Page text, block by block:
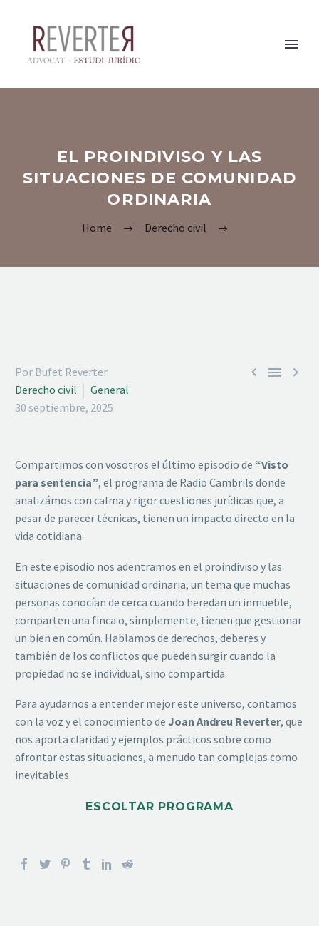
EL PROINDIVISO Y LAS
SITUACIONES DE COMUNIDAD
ORDINARIA
Home
Derecho civil
  
Por Bufet Reverter
Derecho civil
General
30 septiembre, 2025
Compartimos con vosotros el último episodio de “Visto
para sentencia”, el programa de Radio Cambrils donde
analizámos con calma y rigor cuestiones jurídicas que, a
pesar de parecer técnicas, tienen un impacto directo en la
vida cotidiana.
En este episodio nos adentramos en el proindiviso y las
situaciones de comunidad ordinaria, un tema que muchas
personas conocían de cerca cuando heredan un inmueble,
comparten una finca o, simplemente, tienen que gestionar
un bien en común. Hablamos de derechos, deberes y
también de los conflictos que pueden surgir cuando la
propiedad no se individual, sino compartida.
Para ayudarnos a entender mejor este universo, contamos
con la voz y el conocimiento de Joan Andreu Reverter, que
nos aporta claridad y ejemplos prácticos sobre como
afrontar estas situaciones, a menudo tan complejas como
inevitables.
ESCOLTAR PROGRAMA